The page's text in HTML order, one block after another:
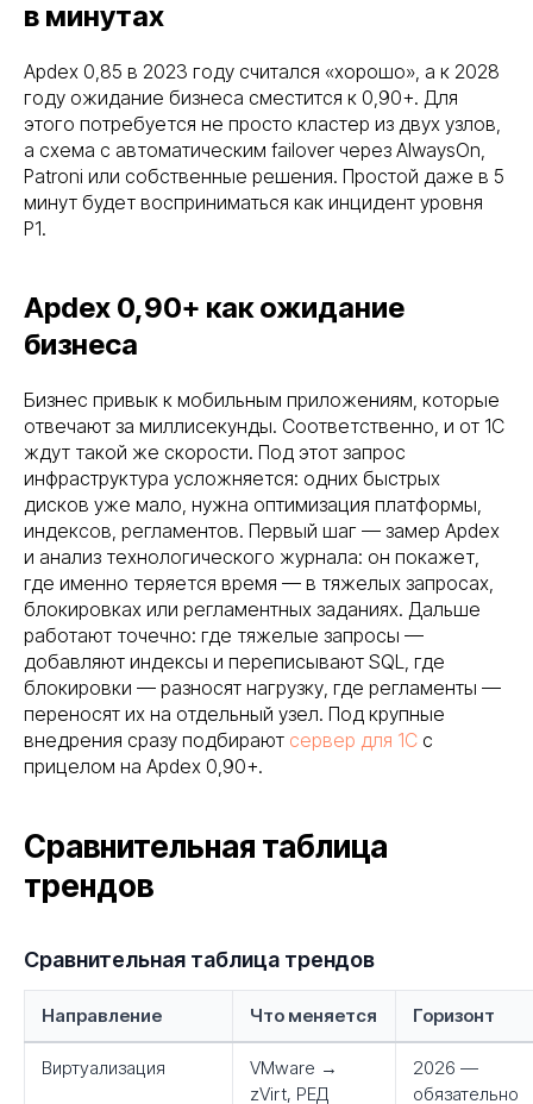
в минутах
Apdex 0,85 в 2023 году считался «хорошо», а к 2028
году ожидание бизнеса сместится к 0,90+. Для
этого потребуется не просто кластер из двух узлов,
а схема с автоматическим failover через AlwaysOn,
Patroni или собственные решения. Простой даже в 5
минут будет восприниматься как инцидент уровня
P1.
Apdex 0,90+ как ожидание
бизнеса
Бизнес привык к мобильным приложениям, которые
отвечают за миллисекунды. Соответственно, и от 1С
ждут такой же скорости. Под этот запрос
инфраструктура усложняется: одних быстрых
дисков уже мало, нужна оптимизация платформы,
индексов, регламентов. Первый шаг — замер Apdex
и анализ технологического журнала: он покажет,
где именно теряется время — в тяжелых запросах,
блокировках или регламентных заданиях. Дальше
работают точечно: где тяжелые запросы —
добавляют индексы и переписывают SQL, где
блокировки — разносят нагрузку, где регламенты —
переносят их на отдельный узел. Под крупные
внедрения сразу подбирают сервер для 1С с
прицелом на Apdex 0,90+.
Сравнительная таблица
трендов
Сравнительная таблица трендов
Направление Что меняется Горизонт
Виртуализация
VMware →
zVirt, РЕД
2026 —
обязательно